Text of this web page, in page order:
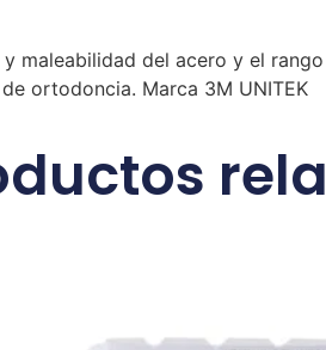
maleabilidad del acero y el
ortodoncia. Marca 3M UNITEK